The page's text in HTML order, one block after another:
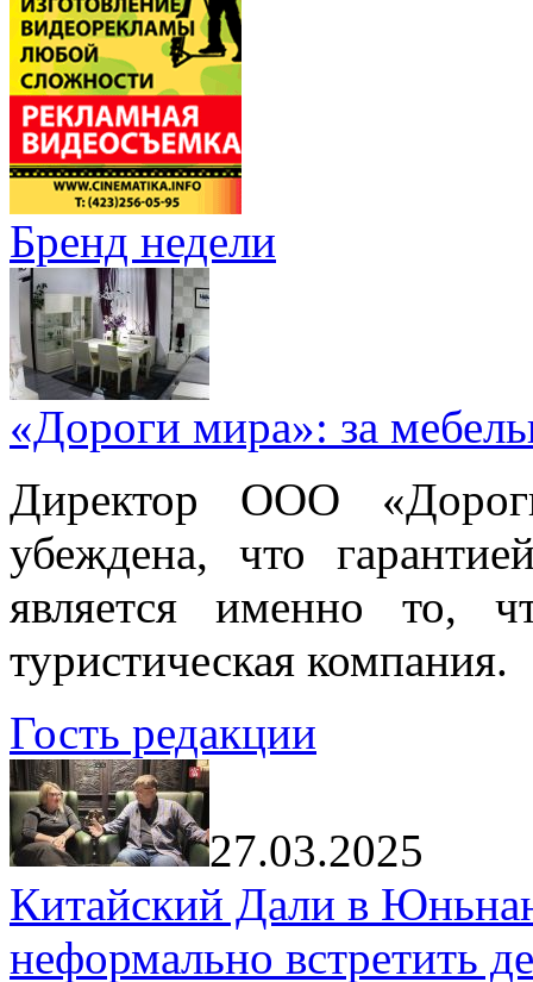
Бренд недели
«Дороги мира»: за
Директор ООО
убеждена, что
является именно то,
туристическая компания.
Гость редакции
27.03.2025
Китайский Дали в
неформально встретить